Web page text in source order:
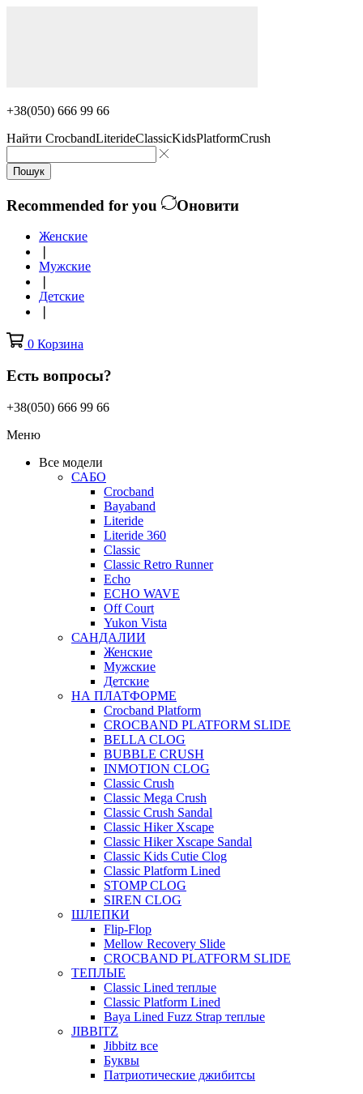
+38(050) 666 99 66
Найти CrocbandLiterideClassicKidsPlatformCrush
Пошук
Recommended for you Оновити
Женские
Мужские
Детские
0 Корзина
Есть вопросы?
+38(050) 666 99 66
Меню
Все модели
САБО
Crocband
Bayaband
Literide
Literide 360
Classic
Classic Retro Runner
Echo
ECHO WAVE
Off Court
Yukon Vista
САНДАЛИИ
Женские
Мужские
Детские
НА ПЛАТФОРМЕ
Crocband Platform
CROCBAND PLATFORM SLIDE
BELLA CLOG
BUBBLE CRUSH
INMOTION CLOG
Classic Crush
Classic Mega Crush
Classic Crush Sandal
Classic Hiker Xscape
Classic Hiker Xscape Sandal
Classic Kids Cutie Clog
Classic Platform Lined
STOMP CLOG
SIREN CLOG
ШЛЕПКИ
Flip-Flop
Mellow Recovery Slide
CROCBAND PLATFORM SLIDE
ТЕПЛЫЕ
Classic Lined теплые
Classic Platform Lined
Baya Lined Fuzz Strap теплые
JIBBITZ
Jibbitz все
Буквы
Патриотические джибитсы